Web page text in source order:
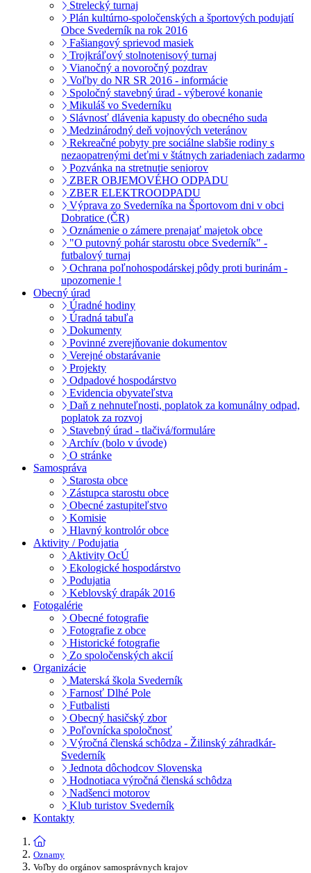
Strelecký turnaj
Plán kultúrno-spoločenských a športových podujatí
Obce Svederník na rok 2016
Fašiangový sprievod masiek
Trojkráľový stolnotenisový turnaj
Vianočný a novoročný pozdrav
Voľby do NR SR 2016 - informácie
Spoločný stavebný úrad - výberové konanie
Mikuláš vo Svederníku
Slávnosť dlávenia kapusty do obecného suda
Medzinárodný deň vojnových veteránov
Rekreačné pobyty pre sociálne slabšie rodiny s
nezaopatrenými deťmi v štátnych zariadeniach zadarmo
Pozvánka na stretnutie seniorov
ZBER OBJEMOVÉHO ODPADU
ZBER ELEKTROODPADU
Výprava zo Svederníka na Športovom dni v obci
Dobratice (ČR)
Oznámenie o zámere prenajať majetok obce
"O putovný pohár starostu obce Svederník" -
futbalový turnaj
Ochrana poľnohospodárskej pôdy proti burinám -
upozornenie !
Obecný úrad
Úradné hodiny
Úradná tabuľa
Dokumenty
Povinné zverejňovanie dokumentov
Verejné obstarávanie
Projekty
Odpadové hospodárstvo
Evidencia obyvateľstva
Daň z nehnuteľnosti, poplatok za komunálny odpad,
poplatok za rozvoj
Stavebný úrad - tlačivá/formuláre
Archív (bolo v úvode)
O stránke
Samospráva
Starosta obce
Zástupca starostu obce
Obecné zastupiteľstvo
Komisie
Hlavný kontrolór obce
Aktivity / Podujatia
Aktivity OcÚ
Ekologické hospodárstvo
Podujatia
Keblovský drapák 2016
Fotogalérie
Obecné fotografie
Fotografie z obce
Historické fotografie
Zo spoločenských akcií
Organizácie
Materská škola Svederník
Farnosť Dlhé Pole
Futbalisti
Obecný hasičský zbor
Poľovnícka spoločnosť
Výročná členská schôdza - Žilinský záhradkár-
Svederník
Jednota dôchodcov Slovenska
Hodnotiaca výročná členská schôdza
Nadšenci motorov
Klub turistov Svederník
Kontakty
Oznamy
Voľby do orgánov samosprávnych krajov